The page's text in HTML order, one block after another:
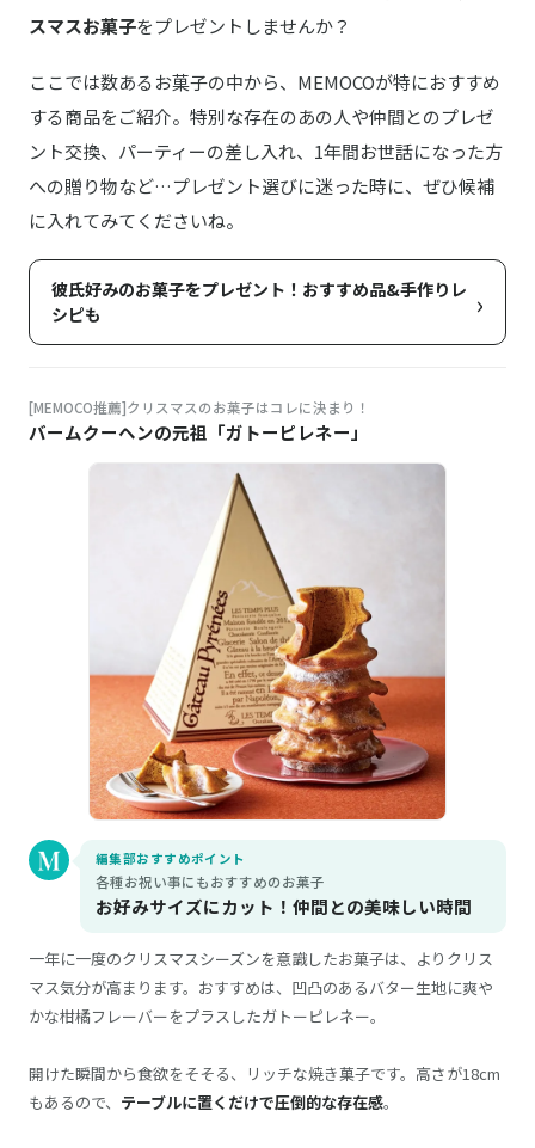
スマスお菓子をプレゼントしませんか？
ここでは数あるお菓子の中から、MEMOCOが特におすすめ
する商品をご紹介。特別な存在のあの人や仲間とのプレゼ
ント交換、パーティーの差し入れ、1年間お世話になった方
への贈り物など…プレゼント選びに迷った時に、ぜひ候補
に入れてみてくださいね。
彼氏好みのお菓子をプレゼント！おすすめ品&手作りレ
シピも
›
[MEMOCO推薦]クリスマスのお菓子はコレに決まり！
バームクーヘンの元祖「ガトーピレネー」
編集部おすすめポイント
各種お祝い事にもおすすめのお菓子
お好みサイズにカット！仲間との美味しい時間
一年に一度のクリスマスシーズンを意識したお菓子は、よりクリス
マス気分が高まります。おすすめは、凹凸のあるバター生地に爽や
かな柑橘フレーバーをプラスしたガトーピレネー。
開けた瞬間から食欲をそそる、リッチな焼き菓子です。高さが18cm
もあるので、 テーブルに置くだけで圧倒的な存在感。